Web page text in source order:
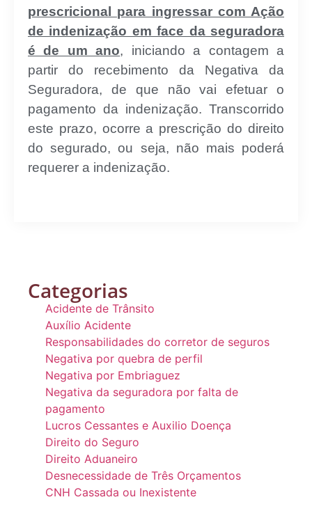
prescricional para ingressar com Ação
de indenização em face da seguradora
é de um ano, iniciando a contagem a
partir do recebimento da Negativa da
Seguradora, de que não vai efetuar o
pagamento da indenização. Transcorrido
este prazo, ocorre a prescrição do direito
do segurado, ou seja, não mais poderá
requerer a indenização.
Categorias
Acidente de Trânsito
Auxílio Acidente
Responsabilidades do corretor de seguros
Negativa por quebra de perfil
Negativa por Embriaguez
Negativa da seguradora por falta de
pagamento
Lucros Cessantes e Auxilio Doença
Direito do Seguro
Direito Aduaneiro
Desnecessidade de Três Orçamentos
CNH Cassada ou Inexistente